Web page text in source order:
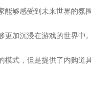
够感受到未来世界的氛围
加沉浸在游戏的世界中。
式，但是提供了内购道